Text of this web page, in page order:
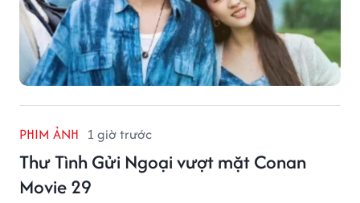
PHIM ẢNH 1 giờ trước
Thư Tình Gửi Ngoại vượt mặt Conan
Movie 29